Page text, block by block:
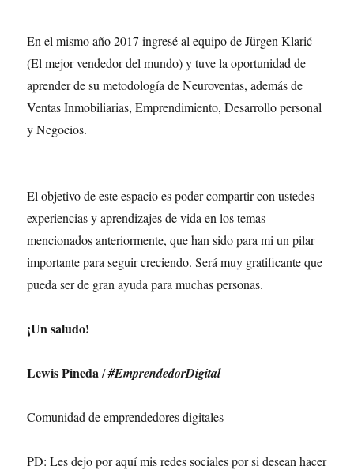
En el mismo año 2017 ingresé al equipo de Jürgen Klarić
(El mejor vendedor del mundo) y tuve la oportunidad de
aprender de su metodología de Neuroventas, además de
Ventas Inmobiliarias, Emprendimiento, Desarrollo personal
y Negocios.
El objetivo de este espacio es poder compartir con ustedes
experiencias y aprendizajes de vida en los temas
mencionados anteriormente, que han sido para mi un pilar
importante para seguir creciendo. Será muy gratificante que
pueda ser de gran ayuda para muchas personas.
¡Un saludo!
Lewis Pineda/#EmprendedorDigital
Comunidad de emprendedores digitales
PD: Les dejo por aquí mis redes sociales por si desean hacer